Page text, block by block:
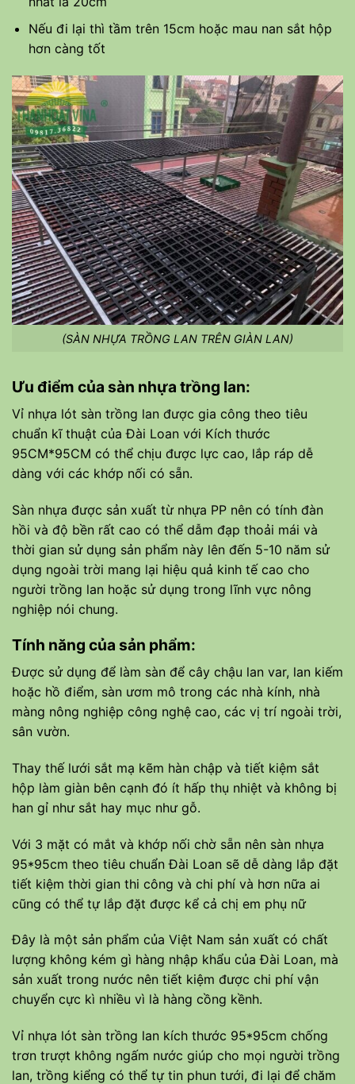
Nếu đi lại thì tầm trên 15cm hoặc mau nan sắt hộp
hơn càng tốt
(SÀN NHỰA TRỒNG LAN TRÊN GIÀN LAN)
Ưu điểm của sàn nhựa trồng lan:
Vỉ nhựa lót sàn trồng lan được gia công theo tiêu
chuẩn kĩ thuật của Đài Loan với Kích thước
95CM*95CM có thể chịu được lực cao, lắp ráp dễ
dàng với các khớp nối có sẵn.
Sàn nhựa được sản xuất từ nhựa PP nên có tính đàn
hồi và độ bền rất cao có thể dẫm đạp thoải mái và
thời gian sử dụng sản phẩm này lên đến 5-10 năm sử
dụng ngoài trời mang lại hiệu quả kinh tế cao cho
người trồng lan hoặc sử dụng trong lĩnh vực nông
nghiệp nói chung.
Tính năng của sản phẩm:
Được sử dụng để làm sàn để cây chậu lan var, lan kiếm
hoặc hồ điểm, sàn ươm mô trong các nhà kính, nhà
màng nông nghiệp công nghệ cao, các vị trí ngoài trời,
sân vườn.
Thay thế lưới sắt mạ kẽm hàn chập và tiết kiệm sắt
hộp làm giàn bên cạnh đó ít hấp thụ nhiệt và không bị
han gỉ như sắt hay mục như gỗ.
Với 3 mặt có mắt và khớp nối chờ sẵn nên sàn nhựa
95*95cm theo tiêu chuẩn Đài Loan sẽ dễ dàng lắp đặt
tiết kiệm thời gian thi công và chi phí và hơn nữa ai
cũng có thể tự lắp đặt được kể cả chị em phụ nữ
Đây là một sản phẩm của Việt Nam sản xuất có chất
lượng không kém gì hàng nhập khẩu của Đài Loan, mà
sản xuất trong nước nên tiết kiệm được chi phí vận
chuyển cực kì nhiều vì là hàng cồng kềnh.
Vỉ nhựa lót sàn trồng lan kích thước 95*95cm chống
trơn trượt không ngấm nước giúp cho mọi người trồng
lan, trồng kiểng có thể tự tin phun tưới, đi lại để chăm